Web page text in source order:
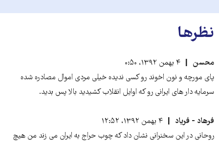
نظرها
محسن
۴ بهمن ۱۳۹۲، ۰:۵۰
پای مورچه و نون اخوند رو کسی ندیده خیلی مردی اموال مصادره شده
سرمایه دار های ایرانی رو که اوایل انقلاب کشیدید بالا پس بدید.
فرهاد - فریاد
۴ بهمن ۱۳۹۲، ۱۲:۵۲
روحانی در این سخنرانی نشان داد که چوب حراج به ایران می زند من هیچ